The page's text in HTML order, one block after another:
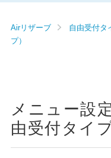
Airリザーブ 自由受付タ
プ）
メニュー設
由受付タイプ